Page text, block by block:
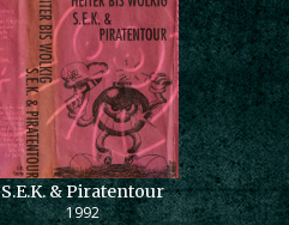
S.E.K. & Piratentour
1992